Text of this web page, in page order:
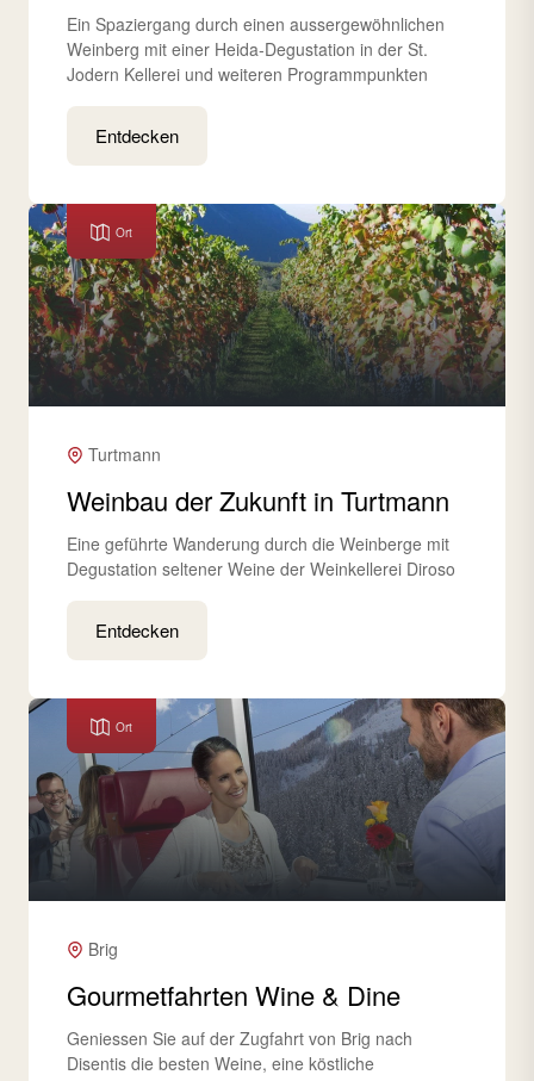
Ein Spaziergang durch einen aussergewöhnlichen
Weinberg mit einer Heida-Degustation in der St.
Jodern Kellerei und weiteren Programmpunkten
Entdecken
Ort
Turtmann
Weinbau der Zukunft in Turtmann
Eine geführte Wanderung durch die Weinberge mit
Degustation seltener Weine der Weinkellerei Diroso
Entdecken
Ort
Brig
Gourmetfahrten Wine & Dine
Geniessen Sie auf der Zugfahrt von Brig nach
Disentis die besten Weine, eine köstliche